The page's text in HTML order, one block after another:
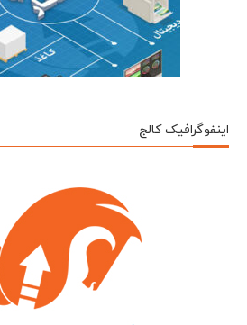
اینفوگرافیک کالج